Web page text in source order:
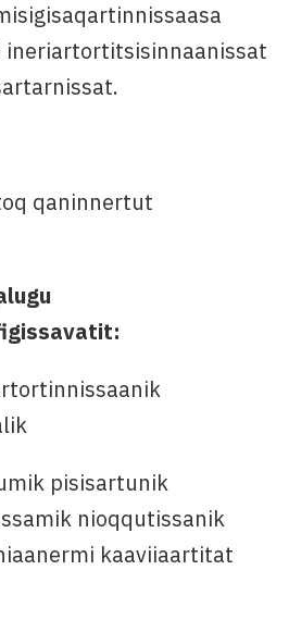
ineriartortitsisinnaanissat
qaninnertut
pisisartunik
nioqqutissanik
kaaviiaartitat